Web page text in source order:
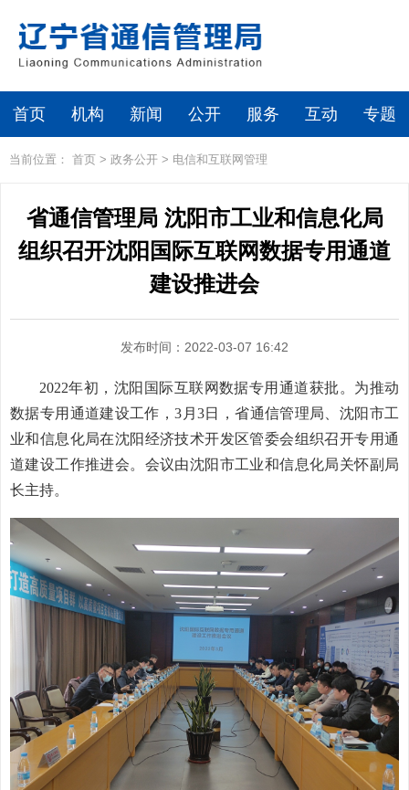
首页 机构 新闻 公开 服务 互动 专题
当前位置： 首页 > 政务公开 > 电信和互联网管理
省通信管理局 沈阳市工业和信息化局
组织召开沈阳国际互联网数据专用通道
建设推进会
发布时间：2022-03-07 16:42
2022年初，沈阳国际互联网数据专用通道获批。为推动
数据专用通道建设工作，3月3日，省通信管理局、沈阳市工
业和信息化局在沈阳经济技术开发区管委会组织召开专用通
道建设工作推进会。会议由沈阳市工业和信息化局关怀副局
长主持。